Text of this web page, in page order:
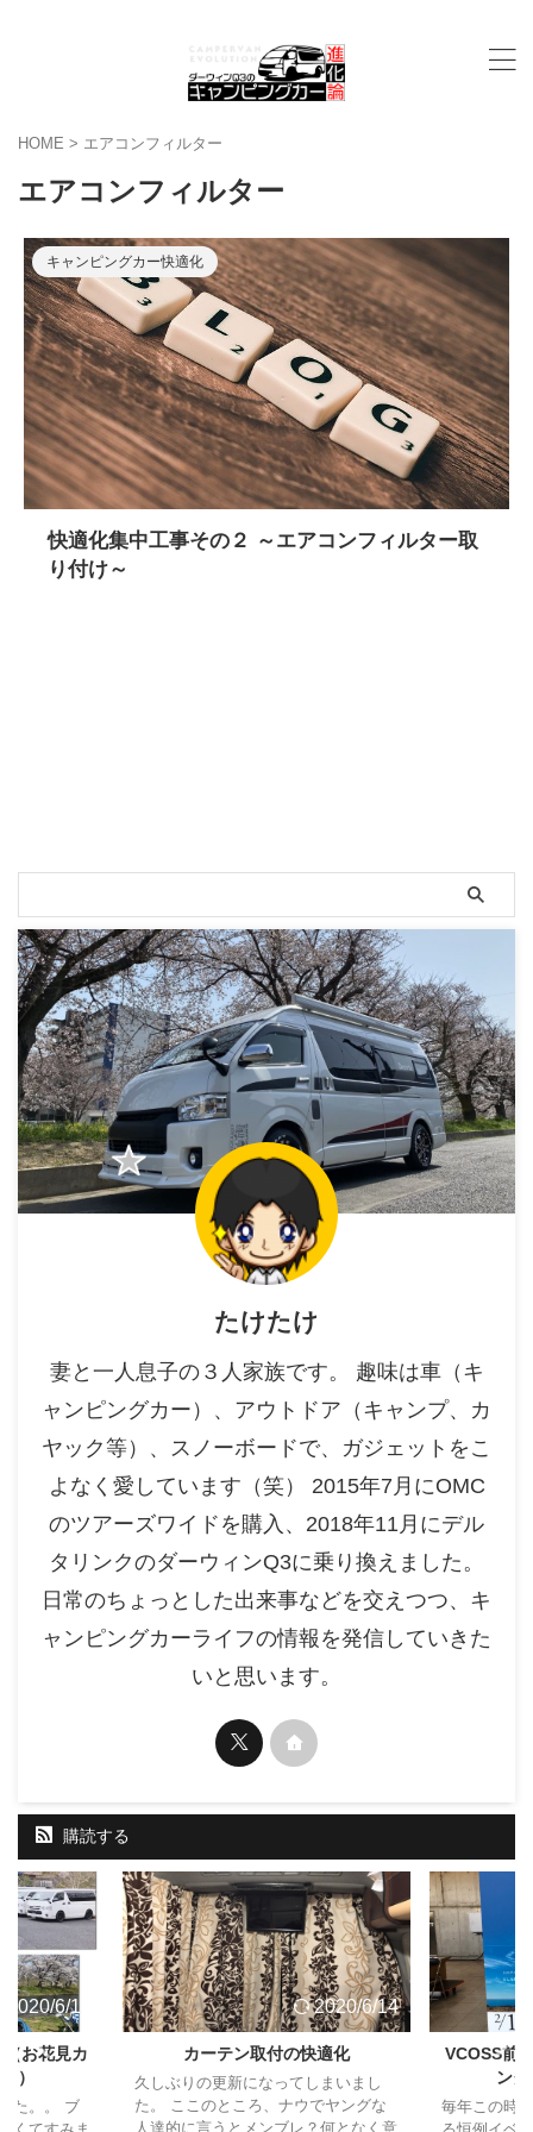
HOME > エアコンフィルター
エアコンフィルター
キャンピングカー快適化
快適化集中工事その２ ～エアコンフィルター取
り付け～
たけたけ
妻と一人息子の３人家族です。 趣味は車（キ
ャンピングカー）、アウトドア（キャンプ、カ
ヤック等）、スノーボードで、ガジェットをこ
よなく愛しています（笑） 2015年7月にOMC
のツアーズワイドを購入、2018年11月にデル
タリンクのダーウィンQ3に乗り換えました。
日常のちょっとした出来事などを交えつつ、キ
ャンピングカーライフの情報を発信していきた
いと思います。
購読する
2020/6/14
お花見カ
）
た。。 ブ
2020/6/14
カーテン取付の快適化
久しぶりの更新になってしまいまし
た。 ここのところ、ナウでヤングな
人達的に言うとメンブレ？何となく意
VCOSS前
ン
毎年この時